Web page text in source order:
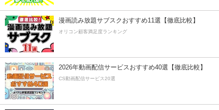
漫画読み放題サブスクおすすめ11選【徹底比較】
オリコン顧客満足度ランキング
2026年動画配信サービスおすすめ40選【徹底比較】
CS動画配信サービス20選